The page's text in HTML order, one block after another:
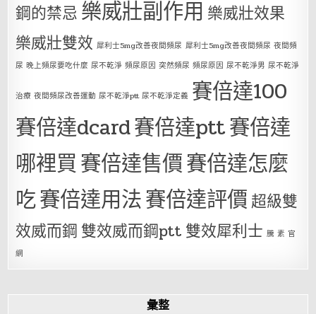
鋼的禁忌 樂威壯副作用 樂威壯效果
樂威壯雙效 犀利士5mg改善夜間頻尿 犀利士5mg改善夜間頻尿 夜間頻
尿 晚上頻尿要吃什麼 尿不乾淨 頻尿原因 突然頻尿 頻尿原因 尿不乾淨男 尿不乾淨
治療 夜間頻尿改善運動 尿不乾淨ptt 尿不乾淨定義 賽倍達100
賽倍達dcard賽倍達ptt賽倍達
哪裡買賽倍達售價賽倍達怎麼
吃賽倍達用法賽倍達評價超級雙
效威而鋼 雙效威而鋼ptt 雙效犀利士 騰 素 官
網
彙整